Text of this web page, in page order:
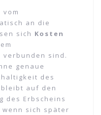
vom
an die
sich Kosten
verbunden sind.
genaue
des
auf den
des Erbscheins
sich später